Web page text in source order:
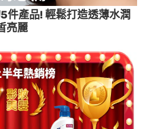
產品! 輕鬆打造透薄水潤
亮麗